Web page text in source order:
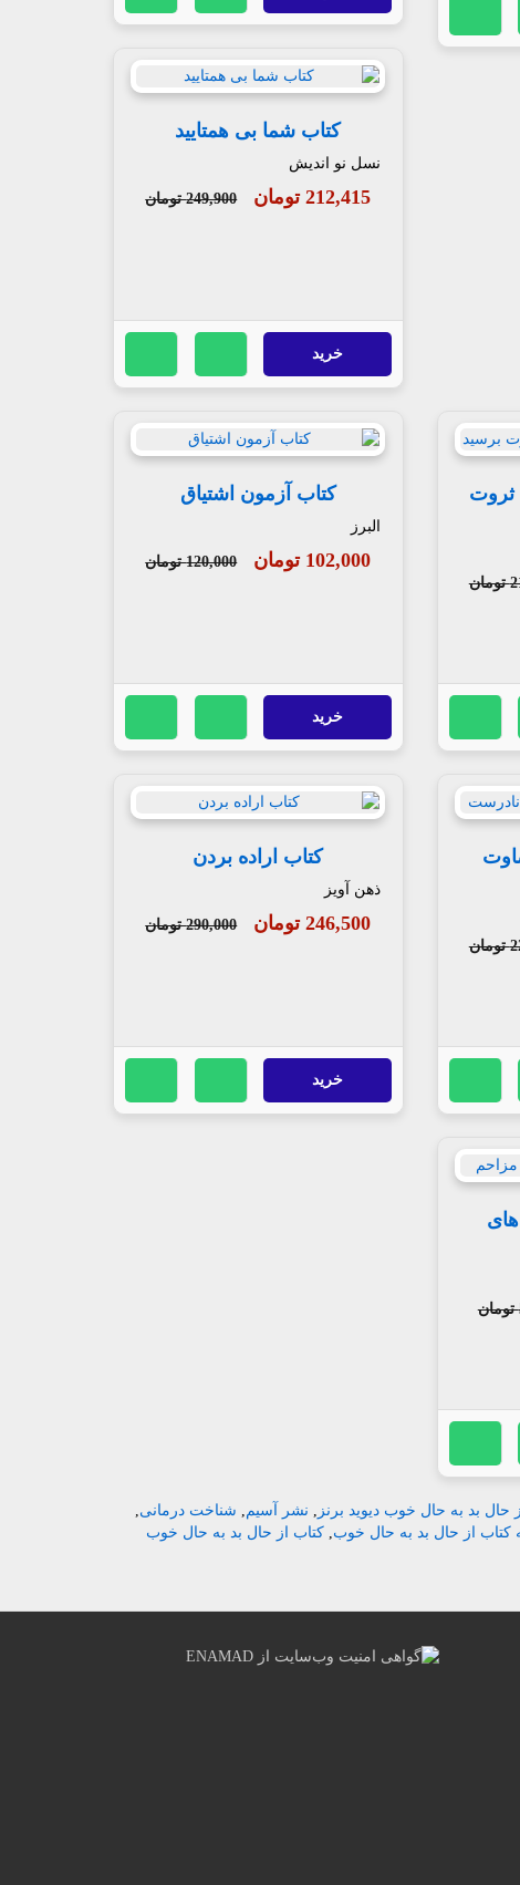
کتاب شما بی همتایید
نسل نو اندیش
212,415 تومان 249,900 تومان
خرید
ثروت
کتاب آزمون اشتیاق
البرز
102,000 تومان 120,000 تومان
خرید
کتاب اراده بردن
ذهن آویز
246,500 تومان 290,000 تومان
خرید
حال بد به حال خوب دیوید برنز , نشر آسیم, شناخت درمانی,
کتاب از حال بد به حال خوب, کتاب از حال بد به حال خوب